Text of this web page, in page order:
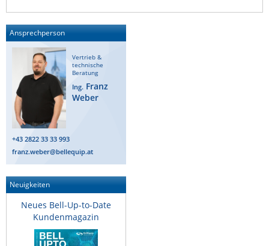
Ansprechperson
Vertrieb &
technische
Beratung
Ing. Franz
Weber
+43 2822 33 33 993
franz.weber@bellequip.at
Neuigkeiten
Neues Bell-Up-to-Date
Kundenmagazin